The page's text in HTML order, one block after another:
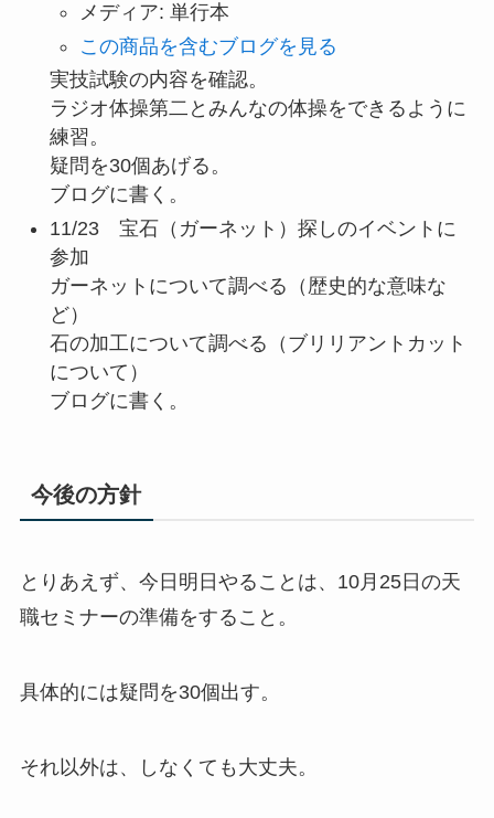
メディア: 単行本
この商品を含むブログを見る
実技試験の内容を確認。
ラジオ体操第二とみんなの体操をできるように
練習。
疑問を30個あげる。
ブログに書く。
11/23 宝石（ガーネット）探しのイベントに
参加
ガーネットについて調べる（歴史的な意味な
ど）
石の加工について調べる（ブリリアントカット
について）
ブログに書く。
今後の方針
とりあえず、今日明日やることは、10月25日の天
職セミナーの準備をすること。
具体的には疑問を30個出す。
それ以外は、しなくても大丈夫。